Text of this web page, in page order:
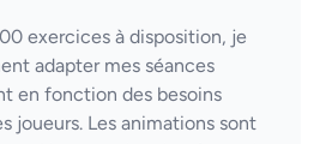
exercices à disposition, je
adapter mes séances
en fonction des besoins
joueurs. Les animations sont